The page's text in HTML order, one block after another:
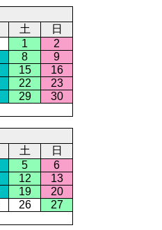
土
日
1
2
8
9
15
16
22
23
29
30
土
日
5
6
12
13
19
20
26
27